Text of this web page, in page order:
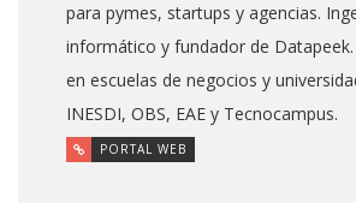
para pymes, startups y agencias.
informático y fundador de
en escuelas de negocios y
INESDI, OBS, EAE y Tecnocampus.
PORTAL WEB